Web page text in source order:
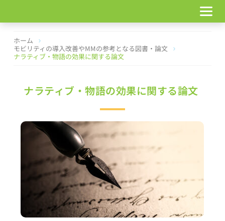
テ
ホーム
モビリティの導入改善やMMの参考となる図書・論文
ナラティブ・物語の効果に関する論文
ナラティブ・物語の効果に関する論文